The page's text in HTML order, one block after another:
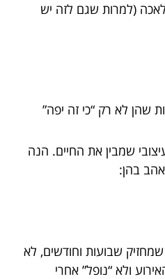
(למרות שגם לזה יש
שמבין את החיים. הנה
בהן:
שבועות וחודשים, לא
ולא “נופל” אחרי